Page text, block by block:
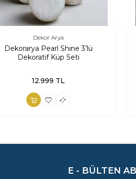
Dekor Arya
Dekorarya Pearl Shine 3’lü
Dekoratif Küp Seti
12.999 TL
E - BÜLTEN